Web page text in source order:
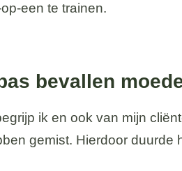
een te trainen.
bevallen
ik en ook van mijn
gemist. Hierdoor duurde